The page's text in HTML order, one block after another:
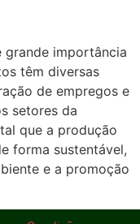
grande importância
têm diversas
de empregos e
setores da
que a produção
forma sustentável,
e a promoção